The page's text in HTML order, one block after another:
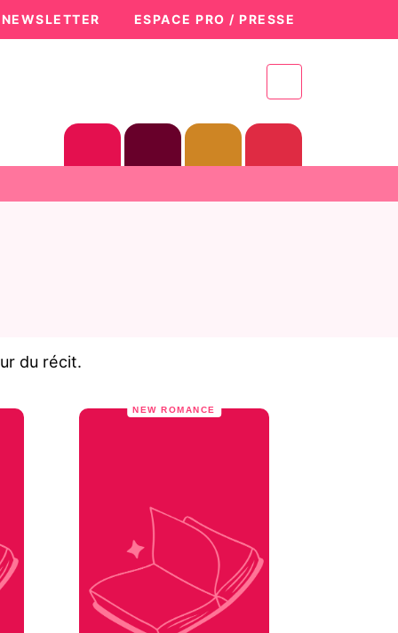
ESPACE PRO / PRESSE
du récit.
NEW ROMANCE